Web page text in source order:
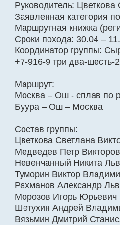
Руководитель:
Заявленная категория
Маршрутная книжка
Сроки похода: 30.04 –
Координатор группы:
+7-916-9 три два-шесть-
Маршрут:
Москва – Ош - сплав по
Буура – Ош – Москва
Состав группы:
Цветкова Светлана
Медведев Петр
Невенчанный Никита
Туморин Виктор
Рахманов Александр
Морозов Игорь Юрьевич
Шетухин Андрей
Вязьмин Дмитрий